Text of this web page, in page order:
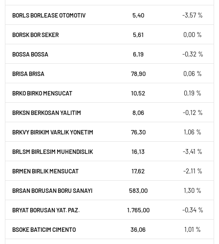
BORLS BORLEASE OTOMOTIV 5,40 -3,57 %
BORSK BOR SEKER 5,61 0,00 %
BOSSA BOSSA 6,19 -0,32 %
BRISA BRISA 78,90 0,06 %
BRKO BIRKO MENSUCAT 10,52 0,19 %
BRKSN BERKOSAN YALITIM 8,06 -0,12 %
BRKVY BIRIKIM VARLIK YONETIM 76,30 1,06 %
BRLSM BIRLESIM MUHENDISLIK 16,13 -3,41 %
BRMEN BIRLIK MENSUCAT 17,62 -2,11 %
BRSAN BORUSAN BORU SANAYI 583,00 1,30 %
BRYAT BORUSAN YAT. PAZ. 1.765,00 -0,34 %
BSOKE BATICIM CIMENTO 36,06 1,01 %